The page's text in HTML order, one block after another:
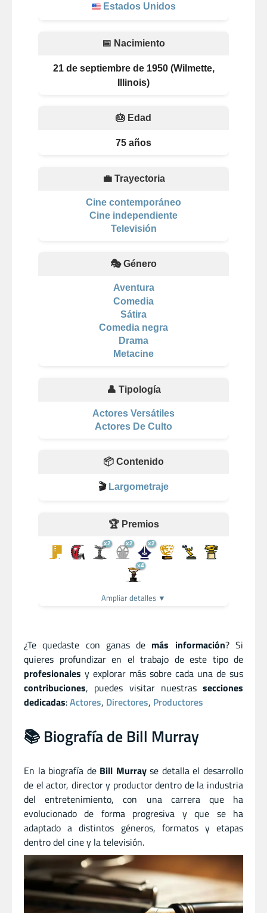
Estados Unidos
📅 Nacimiento
21 de septiembre de 1950 (Wilmette,
Illinois)
🎂 Edad
75 años
💼 Trayectoria
Cine contemporáneo
Cine independiente
Televisión
🎭 Género
Aventura
Comedia
Sátira
Comedia negra
Drama
Metacine
👤 Tipología
Actores Versátiles
Actores De Culto
📦 Contenido
🎬 Largometraje
🏆 Premios
x2 x2 x2
x4
Ampliar detalles ▼
¿Te quedaste con ganas de más información? Si
quieres profundizar en el trabajo de este tipo de
profesionales y explorar más sobre cada una de sus
contribuciones, puedes visitar nuestras secciones
dedicadas:Actores, Directores, Productores
📚 Biografía de Bill Murray
En la biografía de Bill Murrayse detalla el desarrollo
de el actor, directory productor dentro de la industria
del entretenimiento, con una carrera que ha
evolucionado de forma progresiva y que se ha
adaptado a distintos géneros, formatos y etapas
dentro del cine y la televisión.